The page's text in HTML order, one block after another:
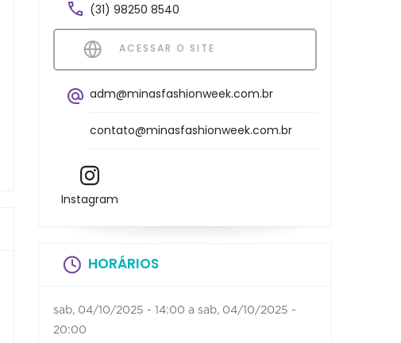
(31) 98250 8540
ACESSAR O SITE
adm@minasfashionweek.com.br
contato@minasfashionweek.com.br
Instagram
HORÁRIOS
sab, 04/10/2025 - 14:00 a sab, 04/10/2025 -
20:00